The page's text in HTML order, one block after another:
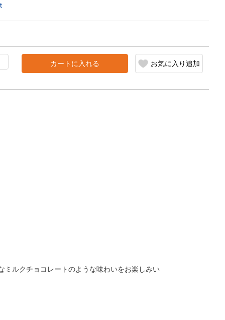
カートに入れる お気に入り追加
ミルクチョコレートのような味わいをお楽しみい